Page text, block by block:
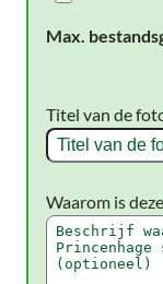
Max.
Titel van de
Waarom is